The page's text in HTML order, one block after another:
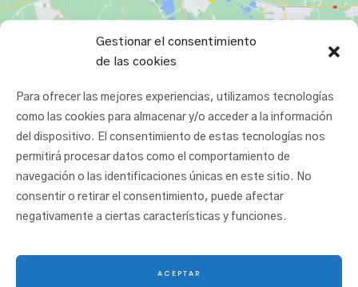
Gestionar el consentimiento
de las cookies
Para ofrecer las mejores experiencias, utilizamos tecnologías
como las cookies para almacenar y/o acceder a la información
del dispositivo. El consentimiento de estas tecnologías nos
permitirá procesar datos como el comportamiento de
navegación o las identificaciones únicas en este sitio. No
consentir o retirar el consentimiento, puede afectar
negativamente a ciertas características y funciones.
ACEPTAR